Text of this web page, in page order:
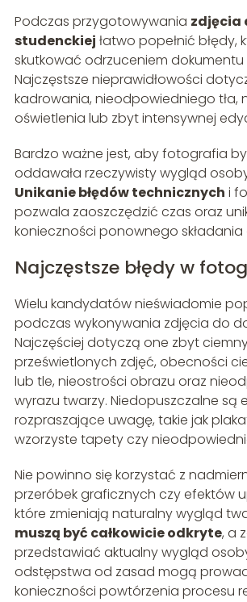
Podczas przygotowywania zdjęcia
studenckiej łatwo popełnić błędy,
skutkować odrzuceniem dokumentu
Najczęstsze nieprawidłowości
kadrowania, nieodpowiedniego tła,
oświetlenia lub zbyt intensywnej
Bardzo ważne jest, aby fotografia
oddawała rzeczywisty wygląd
Unikanie błędów technicznych i
pozwala zaoszczędzić czas oraz
konieczności ponownego
Najczęstsze błędy w
Wielu kandydatów nieświadomie
podczas wykonywania zdjęcia do
Najczęściej dotyczą one zbyt
prześwietlonych zdjęć, obecności
lub tle, nieostrości obrazu oraz
wyrazu twarzy. Niedopuszczalne są
rozpraszające uwagę, takie jak
wzorzyste tapety czy
Nie powinno się korzystać z
przeróbek graficznych czy efektów
które zmieniają naturalny wygląd
muszą być całkowicie odkryte, a
przedstawiać aktualny wygląd
odstępstwa od zasad mogą
konieczności powtórzenia procesu